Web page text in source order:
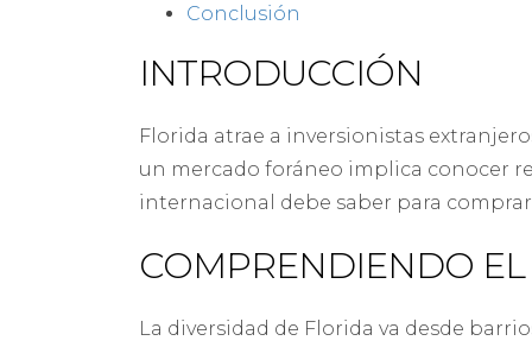
Conclusión
INTRODUCCIÓN
Florida atrae a inversionistas
un mercado foráneo implica conocer
internacional debe saber para
COMPRENDIENDO
La diversidad de Florida va desde